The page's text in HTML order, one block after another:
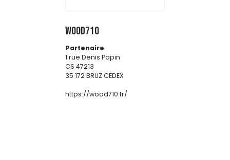
WOOD710
Partenaire
1 rue Denis Papin
CS 47213
35 172 BRUZ CEDEX
https://wood710.fr/